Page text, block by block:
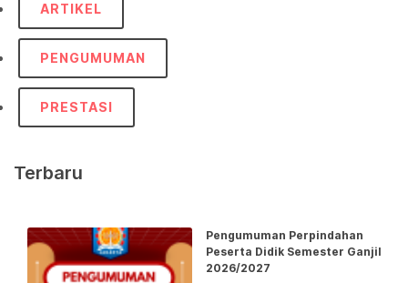
ARTIKEL
PENGUMUMAN
PRESTASI
Terbaru
Pengumuman Perpindahan
Peserta Didik Semester Ganjil
2026/2027